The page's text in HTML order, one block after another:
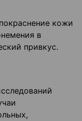
кожи
в
привкус.